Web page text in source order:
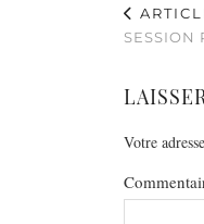
SESSION
Votre